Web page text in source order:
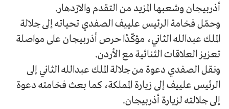
أذربيجان وشعبها المزيد من التقدم والازدهار.
وحمّل فخامة الرئيس علييف الصفدي تحياته إلى جلالة
الملك عبدالله الثاني، مؤكّدًا حرص أذربيجان على مواصلة
تعزيز العلاقات الثنائية مع الأردن.
ونقل الصفدي دعوة من جلالة الملك عبدالله الثاني إلى
الرئيس علييف إلى زيارة المملكة، كما بعث فخامته دعوة
إلى جلالته لزيارة أذربيجان.